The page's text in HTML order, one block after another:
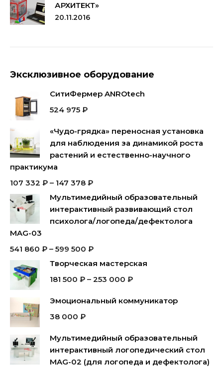
АРХИТЕКТ»
20.11.2016
Эксклюзивное оборудование
СитиФермер ANROtech
524 975 ₽
«Чудо-грядка» переносная установка
для наблюдения за динамикой роста
растений и естественно-научного
практикума
107 332 ₽ – 147 378 ₽
Мультимедийный образовательный
интерактивный развивающий стол
психолога/логопеда/дефектолога
MAG-03
541 860 ₽ – 599 500 ₽
Творческая мастерская
181 500 ₽ – 253 000 ₽
Эмоциональный коммуникатор
38 000 ₽
Мультимедийный образовательный
интерактивный логопедический стол
MAG-02 (для логопеда и дефектолога)